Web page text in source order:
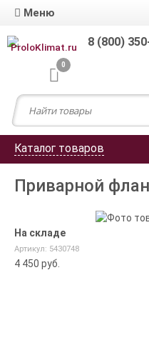
Меню
8 (800)
0
Каталог товаров
Приварной
На складе
Артикул: 5430748
4 450 руб.